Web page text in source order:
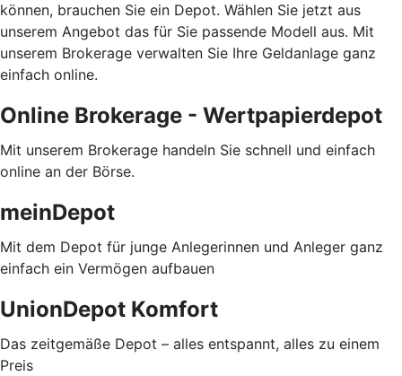
können, brauchen Sie ein Depot. Wählen Sie jetzt aus
unserem Angebot das für Sie passende Modell aus. Mit
unserem Brokerage verwalten Sie Ihre Geldanlage ganz
einfach online.
Online Brokerage - Wertpapierdepot
Mit unserem Brokerage handeln Sie schnell und einfach
online an der Börse.
meinDepot
Mit dem Depot für junge Anlegerinnen und Anleger ganz
einfach ein Vermögen aufbauen
UnionDepot Komfort
Das zeitgemäße Depot – alles entspannt, alles zu einem
Preis